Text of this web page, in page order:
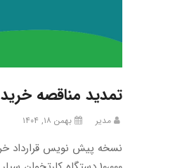
تمدید مناقصه خرید 10،000 دستگاه کارتخوان سیار
مدیر بهمن ۱۸, ۱۴۰۴